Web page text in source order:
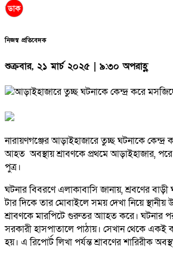
নিজস্ব প্রতিবেদক
শুক্রবার, ২১ মার্চ ২০২৫ | ৯:৩০ অপরাহ্ণ
নারায়ণগঞ্জের আড়াইহাজারে তুচ্ছ ঘটনাকে
আহত অবস্থায় শ্রাবণকে প্রথমে আড়াইহাজার,
পুত্র।
ঘটনার বিবরণে এলাকাবাসি জানায়, শ্রবণের
টার দিকে তার মোবাইলে সময় দেখা নিয়ে
শ্রাবণকে মারপিটে গুরুতর আাহত করে। ঘটনার
সরকারী হাসপাতালে পাঠায়। সেখান থেকে
হয়। এ রিপোর্ট লিখা পর্যন্ত শ্রাবণের শারিরীক